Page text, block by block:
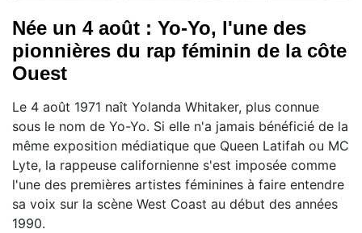
Née un 4 août : Yo-Yo, l'une des
pionnières du rap féminin de la côte
Ouest
Le 4 août 1971 naît Yolanda Whitaker, plus connue
sous le nom de Yo-Yo. Si elle n'a jamais bénéficié de la
même exposition médiatique que Queen Latifah ou MC
Lyte, la rappeuse californienne s'est imposée comme
l'une des premières artistes féminines à faire entendre
sa voix sur la scène West Coast au début des années
1990.